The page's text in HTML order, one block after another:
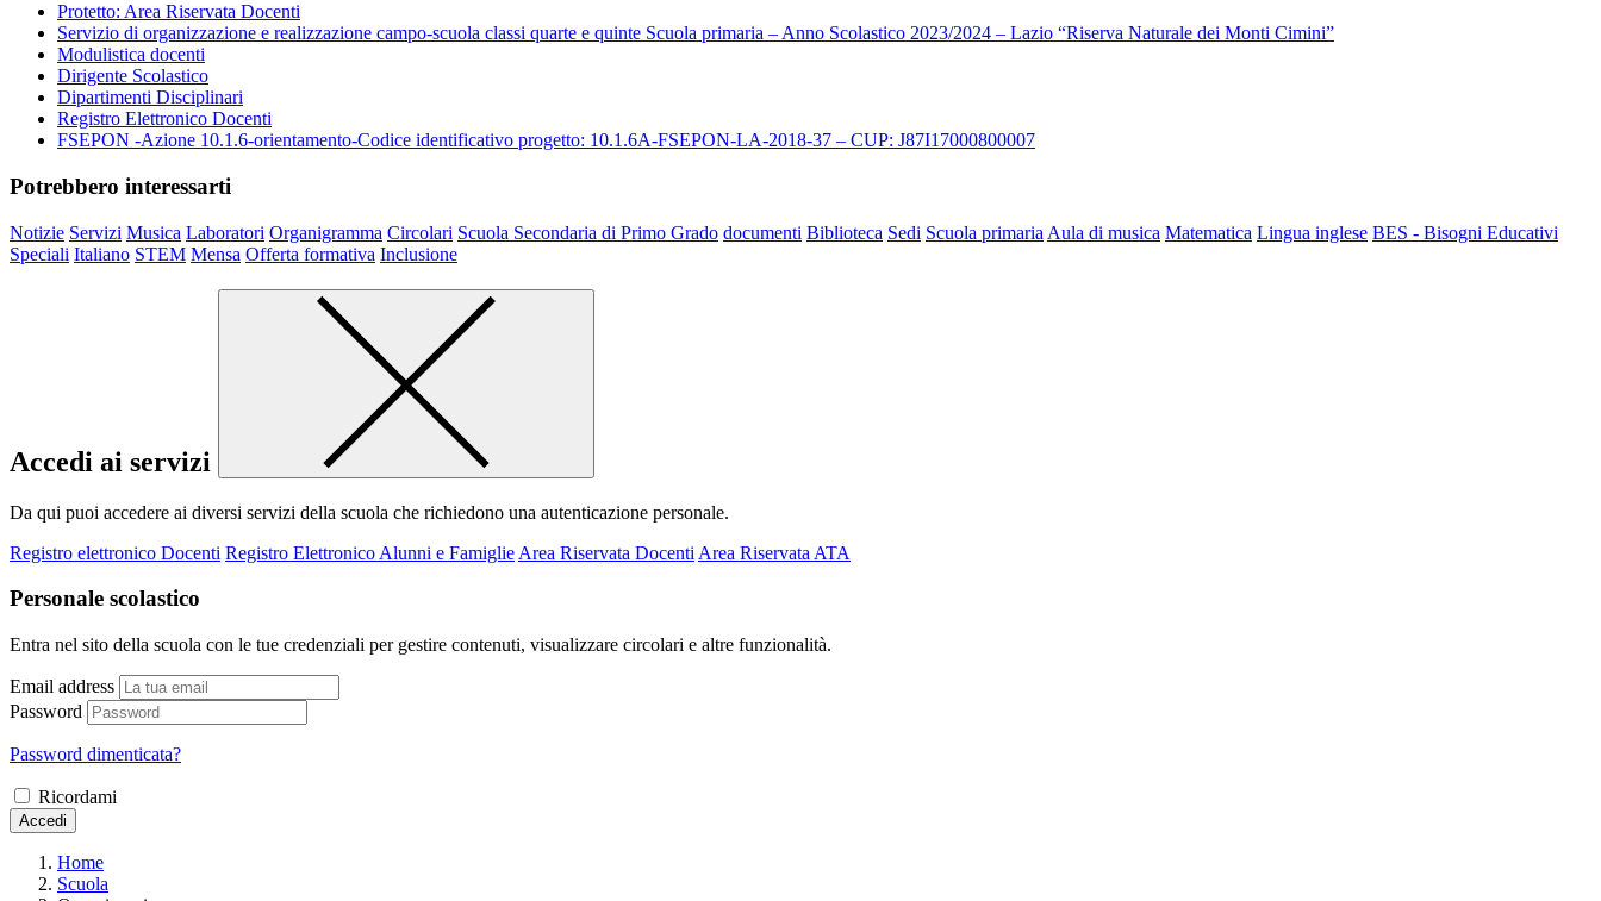
Protetto: Area Riservata Docenti
Servizio di organizzazione e realizzazione campo-scuola classi quarte e quinte Scuola primaria – Anno Scolastico 2023/2024 – Lazio “Riserva Naturale dei Monti Cimini”
Modulistica docenti
Dirigente Scolastico
Dipartimenti Disciplinari
Registro Elettronico Docenti
FSEPON -Azione 10.1.6-orientamento-Codice identificativo progetto: 10.1.6A-FSEPON-LA-2018-37 – CUP: J87I17000800007
Potrebbero interessarti
Notizie Servizi Musica Laboratori Organigramma Circolari Scuola Secondaria di Primo Grado documenti Biblioteca Sedi Scuola primaria Aula di musica Matematica Lingua inglese BES - Bisogni Educativi
Speciali Italiano STEM Mensa Offerta formativa Inclusione
Accedi ai servizi
Da qui puoi accedere ai diversi servizi della scuola che richiedono una autenticazione personale.
Registro elettronico Docenti Registro Elettronico Alunni e Famiglie Area Riservata Docenti Area Riservata ATA
Personale scolastico
Entra nel sito della scuola con le tue credenziali per gestire contenuti, visualizzare circolari e altre funzionalità.
Email address
Password
Password dimenticata?
Ricordami
Accedi
Home
Scuola